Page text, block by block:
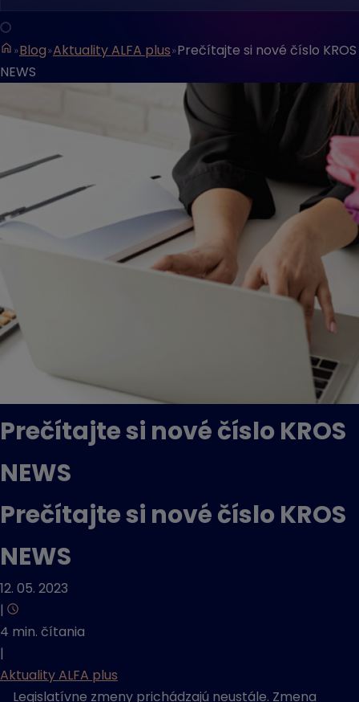
Blog Aktuality ALFA plus Prečítajte si nové číslo KROS
NEWS
Prečítajte si nové číslo KROS
NEWS
Prečítajte si nové číslo KROS
NEWS
12. 05. 2023
|
4 min. čítania
|
Aktuality ALFA plus
Legislatívne zmeny prichádzajú neustále. Zmena